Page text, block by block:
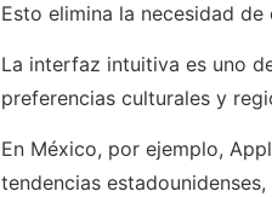
Esto elimina la necesidad
La interfaz intuitiva es uno
preferencias culturales y
En México, por ejemplo,
tendencias